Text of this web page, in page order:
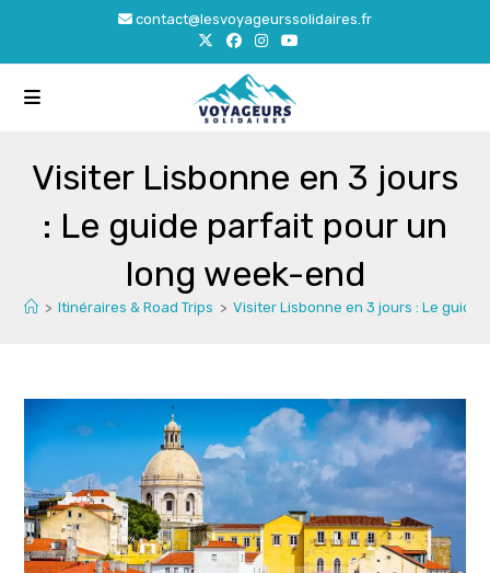
content
contact@lesvoyageurssolidaires.fr
Visiter Lisbonne en 3 jours
: Le guide parfait pour un
long week-end
> Itinéraires & Road Trips > Visiter Lisbonne en 3 jours : Le